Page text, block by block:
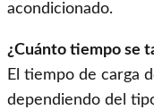
acondicionado.
¿Cuánto tiempo se
El tiempo de carga
dependiendo del